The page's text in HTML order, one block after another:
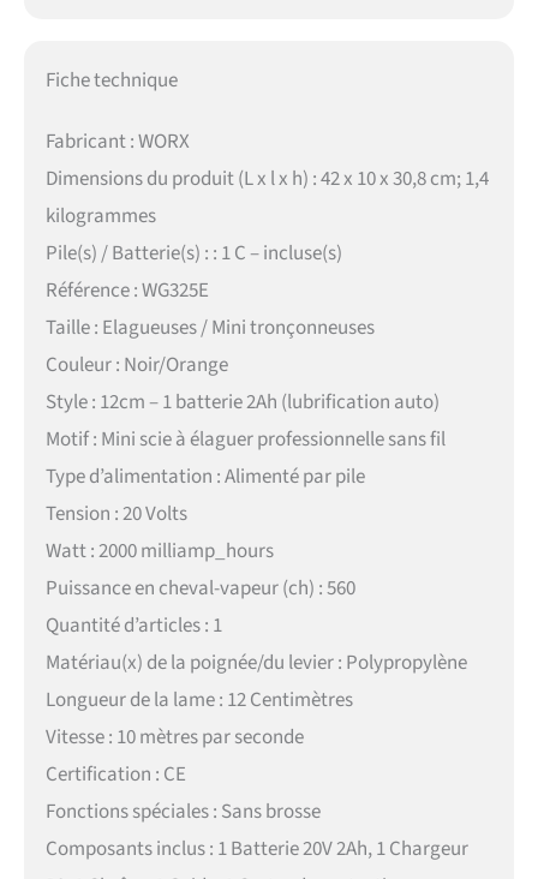
Fiche technique
Fabricant : WORX
Dimensions du produit (L x l x h) : 42 x 10 x 30,8 cm; 1,4
kilogrammes
Pile(s) / Batterie(s) : : 1 C – incluse(s)
Référence : WG325E
Taille : Elagueuses / Mini tronçonneuses
Couleur : Noir/Orange
Style : 12cm – 1 batterie 2Ah (lubrification auto)
Motif : Mini scie à élaguer professionnelle sans fil
Type d’alimentation : Alimenté par pile
Tension : 20 Volts
Watt : 2000 milliamp_hours
Puissance en cheval-vapeur (ch) : 560
Quantité d’articles : 1
Matériau(x) de la poignée/du levier : Polypropylène
Longueur de la lame : 12 Centimètres
Vitesse : 10 mètres par seconde
Certification : CE
Fonctions spéciales : Sans brosse
Composants inclus : 1 Batterie 20V 2Ah, 1 Chargeur